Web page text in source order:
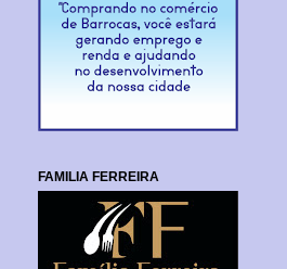
FAMILIA FERREIRA